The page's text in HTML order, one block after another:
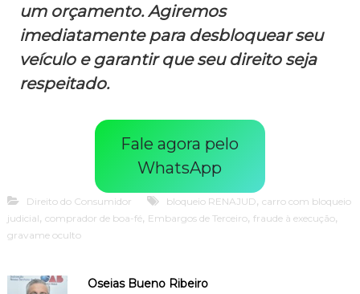
um orçamento. Agiremos
imediatamente para desbloquear seu
veículo e garantir que seu direito seja
respeitado.
Fale agora pelo
WhatsApp
Direito do Consumidor bloqueio RENAJUD, carro com bloqueio
judicial, comprador de boa-fé, Embargos de Terceiro, fraude à execução,
gravame oculto
Oseias Bueno Ribeiro